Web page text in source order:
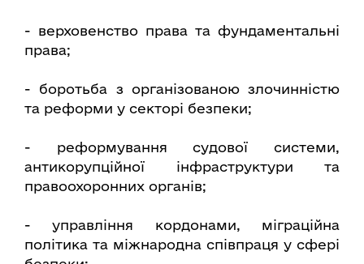
- верховенство права та фундаментальні
права;
- боротьба з організованою злочинністю
та реформи у секторі безпеки;
- реформування судової системи,
антикорупційної інфраструктури та
правоохоронних органів;
- управління кордонами, міграційна
політика та міжнародна співпраця у сфері